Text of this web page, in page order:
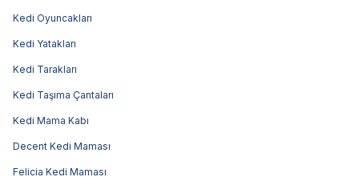
Kedi Oyuncakları
Kedi Yatakları
Kedi Tarakları
Kedi Taşıma Çantaları
Kedi Mama Kabı
Decent Kedi Maması
Felicia Kedi Maması